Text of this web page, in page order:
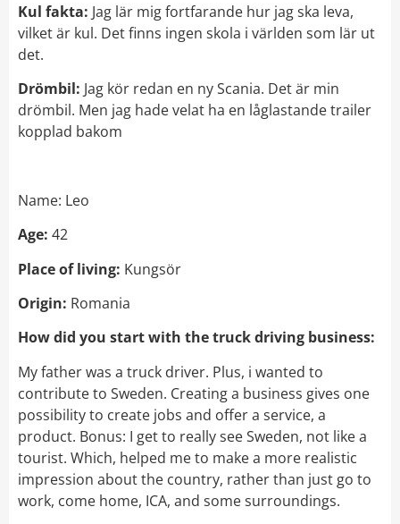
Kul fakta: Jag lär mig fortfarande hur jag ska leva,
vilket är kul. Det finns ingen skola i världen som lär ut
det.
Drömbil: Jag kör redan en ny Scania. Det är min
drömbil. Men jag hade velat ha en låglastande trailer
kopplad bakom
Name: Leo
Age: 42
Place of living: Kungsör
Origin: Romania
How did you start with the truck driving business:
My father was a truck driver. Plus, i wanted to
contribute to Sweden. Creating a business gives one
possibility to create jobs and offer a service, a
product. Bonus: I get to really see Sweden, not like a
tourist. Which, helped me to make a more realistic
impression about the country, rather than just go to
work, come home, ICA, and some surroundings.